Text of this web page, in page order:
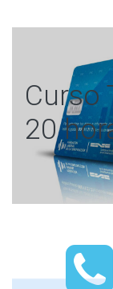
Curso
20